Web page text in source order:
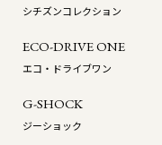
シチズンコレクション
ECO-DRIVE ONE
エコ・ドライブワン
G-SHOCK
ジーショック